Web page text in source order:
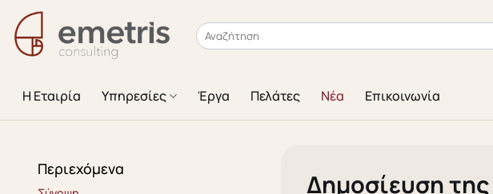
Μετάβαση
στο
περιεχόμενο
Η Εταιρία Υπηρεσίες Έργα Πελάτες Νέα Επικοινωνία
Περιεχόμενα
Δημοσίευση